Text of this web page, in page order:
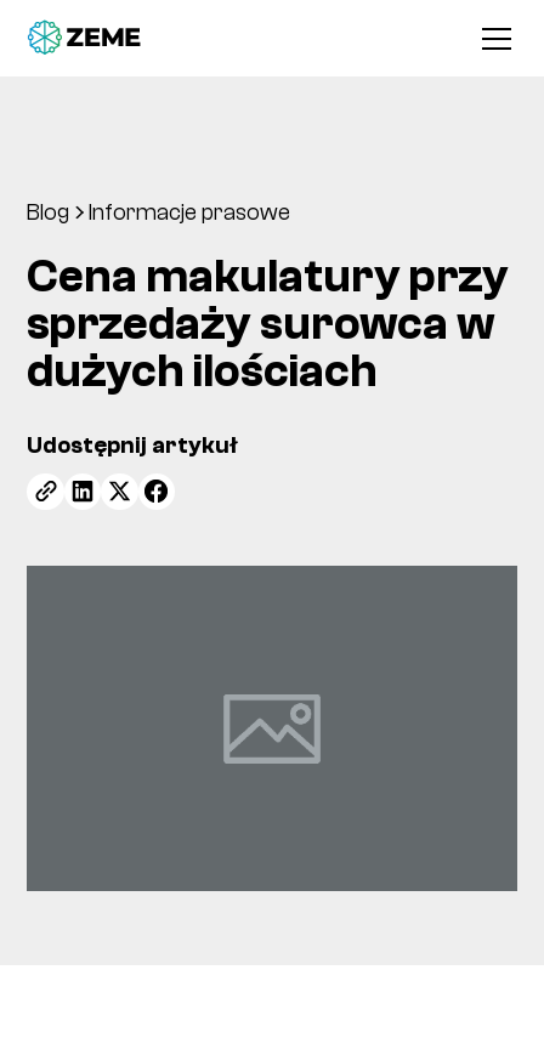
Blog Informacje prasowe
Cena makulatury przy
sprzedaży surowca w
dużych ilościach
Udostępnij artykuł